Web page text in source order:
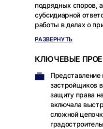
подрядных споров,
субсидиарной
работы в делах о
кредиторов.
РАЗВЕРНУТЬ
КЛЮЧЕВЫЕ
Представление
застройщиков
защиту права
включала
сложной